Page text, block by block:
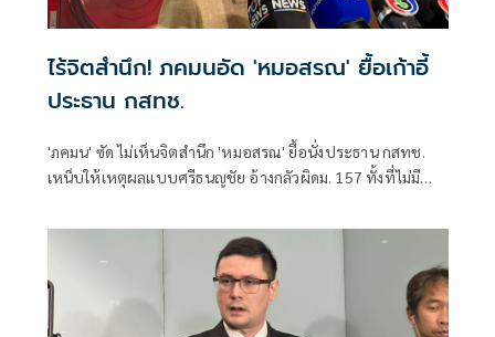
ไร้จิตสำนึก! ภคมนอัด 'หมอสรณ' ยื้อเก้าอี้
ประธาน กสทช.
'ภคมน' ซัด ไม่เห็นจิตสำนึก 'หมอสรณ' ยื้อนั่งประธาน กสทช.
เหน็บให้เหตุผลแบบศรีธนญชัย อ้างกลัวผิดม. 157 ทั้งที่ไม่มี
ตำแหน่งได้แล้ว